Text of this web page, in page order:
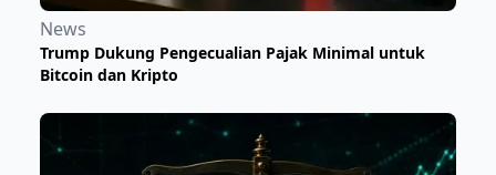
News
Trump Dukung Pengecualian Pajak Minimal untuk
Bitcoin dan Kripto